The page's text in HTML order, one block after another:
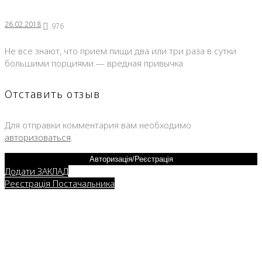
26.02.2018 976
Не все знают, что прием пищи два или три раза в сутки
большими порциями — вредная привычка
Отставить отзыв
Для отправки комментария вам необходимо
авторизоваться
Авторизація/Реєстрація
Додати ЗАКЛАД
Реєстрація Постачальника